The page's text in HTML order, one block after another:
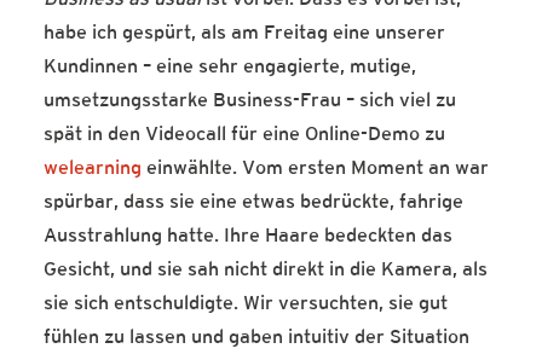
habe ich gespürt, als am Freitag eine unserer
Kundinnen – eine sehr engagierte, mutige,
umsetzungsstarke Business-Frau – sich viel zu
spät in den Videocall für eine Online-Demo zu
welearning einwählte. Vom ersten Moment an war
spürbar, dass sie eine etwas bedrückte, fahrige
Ausstrahlung hatte. Ihre Haare bedeckten das
Gesicht, und sie sah nicht direkt in die Kamera, als
sie sich entschuldigte. Wir versuchten, sie gut
fühlen zu lassen und gaben intuitiv der Situation